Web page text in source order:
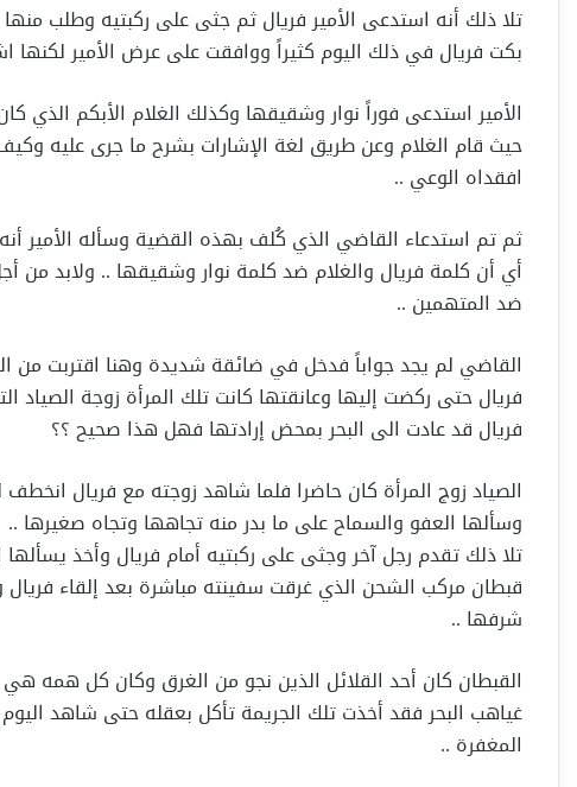
تلا ذلك أنه استدعى الأمير فريال ثم جثى على ركبتيه وطلب
بكت فريال في ذلك اليوم كثيراً ووافقت على عرض الأمير لكنها
الأمير استدعى فوراً نوار وشقيقها وكذلك الغلام الأبكم
حيث قام الغلام وعن طريق لغة الإشارات بشرح ما جرى عليه
افقداه الوعي ..
ثم تم استدعاء القاضي الذي كُلف بهذه القضية وسأله الأمير
أي أن كلمة فريال والغلام ضد كلمة نوار وشقيقها .. ولابد من
ضد المتهمين ..
القاضي لم يجد جواباً فدخل في ضائقة شديدة وهنا اقتربت من
فريال حتى ركضت إليها وعانقتها كانت تلك المرأة زوجة الصياد
فريال قد عادت الى البحر بمحض إرادتها فهل هذا صحيح ؟؟
الصياد زوج المرأة كان حاضرا فلما شاهد زوجته مع فريال
وسألها العفو والسماح على ما بدر منه تجاهها وتجاه صغيرها ..
تلا ذلك تقدم رجل آخر وجثى على ركبتيه أمام فريال وأخذ
قبطان مركب الشحن الذي غرقت سفينته مباشرة بعد إلقاء
شرفها ..
القبطان كان أحد القلائل الذين نجو من الغرق وكان كل همه هي
غياهب البحر فقد أخذت تلك الجريمة تأكل بعقله حتى شاهد
المغفرة ..